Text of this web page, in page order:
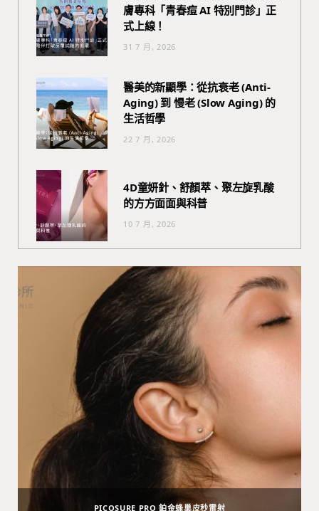
膚專科「青春痘 AI 特別門診」正
式上線！
31 7 月, 2026
醫美的新顯學：從抗衰老 (Anti-
Aging) 到 慢老 (Slow Aging) 的
生活哲學
22 7 月, 2026
4D童妍針、舒顏萃、聚左旋乳酸
的方方面面與科普
10 7 月, 2026
PICOSURE PRO 鉑金蜂巢皮秒雷射